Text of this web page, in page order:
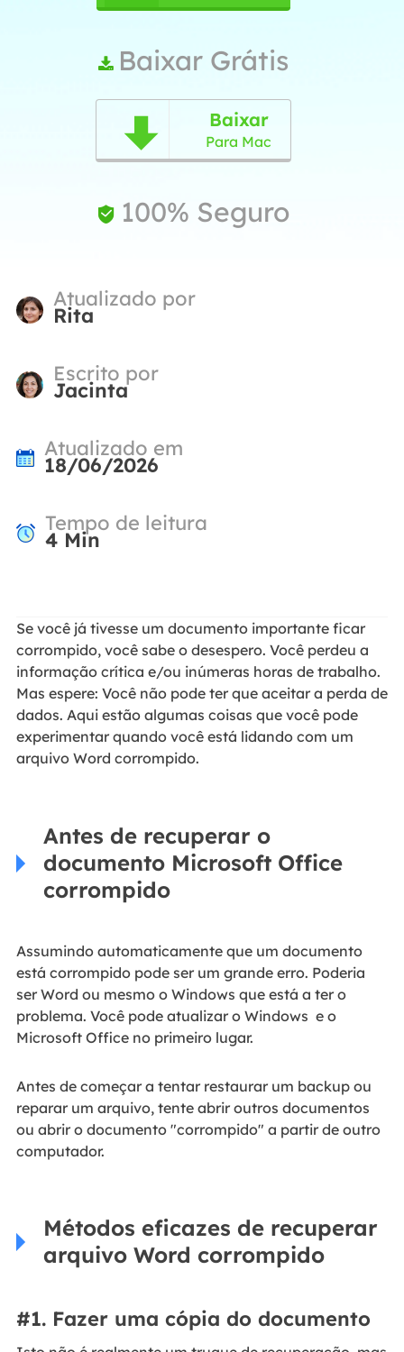
 Baixar Grátis
 Baixar
Para Mac
 100% Seguro
Atualizado por
Rita
Escrito por
Jacinta
Atualizado em
18/06/2026
Tempo de leitura
4Min
Se você já tivesse um documento importante ficar
corrompido, você sabe o desespero. Você perdeu a
informação crítica e/ou inúmeras horas de trabalho.
Mas espere: Você não pode ter que aceitar a perda de
dados. Aqui estão algumas coisas que você pode
experimentar quando você está lidando com um
arquivo Word corrompido.
Antes de recuperar o
documento Microsoft Office
corrompido
Assumindo automaticamente que um documento
está corrompido pode ser um grande erro. Poderia
ser Word ou mesmo o Windows que está a ter o
problema. Você pode atualizar o Windows e o
Microsoft Office no primeiro lugar.
Antes de começar a tentar restaurar um backup ou
reparar um arquivo, tente abrir outros documentos
ou abrir o documento "corrompido" a partir de outro
computador.
Métodos eficazes de recuperar
arquivo Word corrompido
#1. Fazer uma cópia do documento